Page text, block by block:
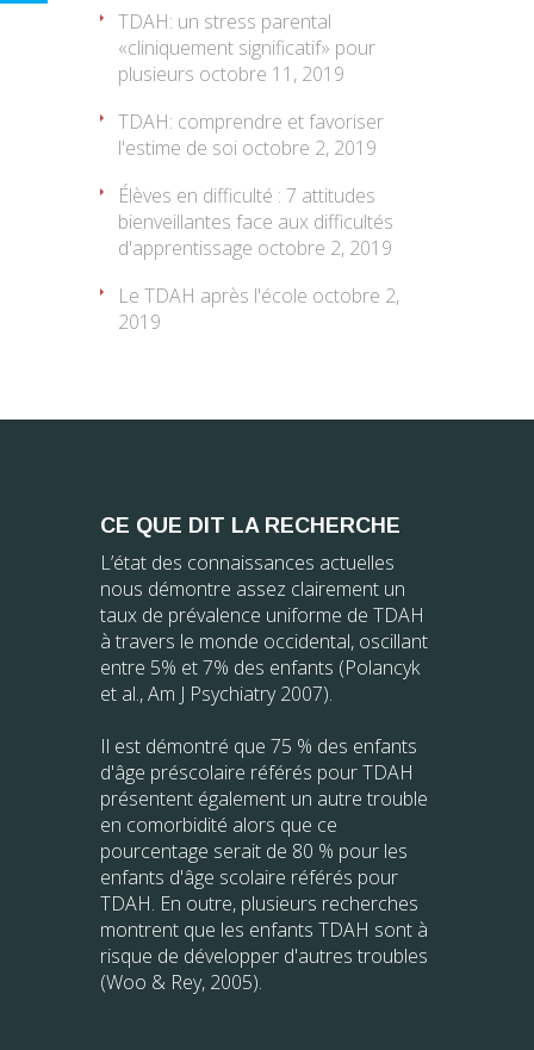
TDAH: un stress parental
«cliniquement significatif» pour
plusieurs octobre 11, 2019
TDAH: comprendre et favoriser
l'estime de soi octobre 2, 2019
Élèves en difficulté : 7 attitudes
bienveillantes face aux difficultés
d'apprentissage octobre 2, 2019
Le TDAH après l'école octobre 2,
2019
CE QUE DIT LA RECHERCHE
L’état des connaissances actuelles
nous démontre assez clairement un
taux de prévalence uniforme de TDAH
à travers le monde occidental, oscillant
entre 5% et 7% des enfants (Polancyk
et al., Am J Psychiatry 2007).
Il est démontré que 75 % des enfants
d'âge préscolaire référés pour TDAH
présentent également un autre trouble
en comorbidité alors que ce
pourcentage serait de 80 % pour les
enfants d'âge scolaire référés pour
TDAH. En outre, plusieurs recherches
montrent que les enfants TDAH sont à
risque de développer d'autres troubles
(Woo & Rey, 2005).